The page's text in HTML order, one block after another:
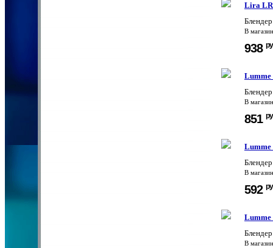
Lira
В
938
Lumme
В
851
Lumme
В
592
Lumme
В